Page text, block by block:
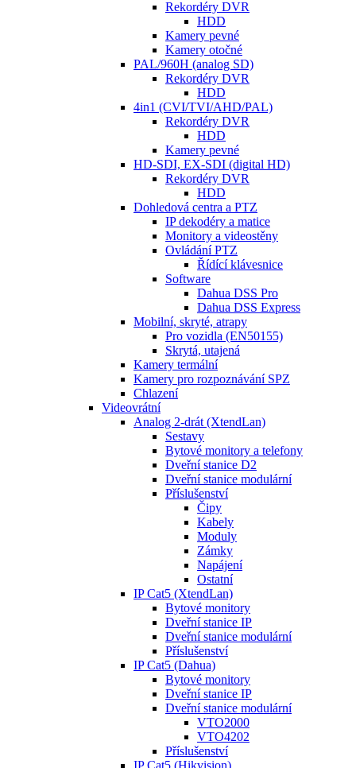
Rekordéry DVR
HDD
Kamery pevné
Kamery otočné
PAL/960H (analog SD)
Rekordéry DVR
HDD
4in1 (CVI/TVI/AHD/PAL)
Rekordéry DVR
HDD
Kamery pevné
HD-SDI, EX-SDI (digital HD)
Rekordéry DVR
HDD
Dohledová centra a PTZ
IP dekodéry a matice
Monitory a videostěny
Ovládání PTZ
Řídící klávesnice
Software
Dahua DSS Pro
Dahua DSS Express
Mobilní, skryté, atrapy
Pro vozidla (EN50155)
Skrytá, utajená
Kamery termální
Kamery pro rozpoznávání SPZ
Chlazení
Videovrátní
Analog 2-drát (XtendLan)
Sestavy
Bytové monitory a telefony
Dveřní stanice D2
Dveřní stanice modulární
Příslušenství
Čipy
Kabely
Moduly
Zámky
Napájení
Ostatní
IP Cat5 (XtendLan)
Bytové monitory
Dveřní stanice IP
Dveřní stanice modulární
Příslušenství
IP Cat5 (Dahua)
Bytové monitory
Dveřní stanice IP
Dveřní stanice modulární
VTO2000
VTO4202
Příslušenství